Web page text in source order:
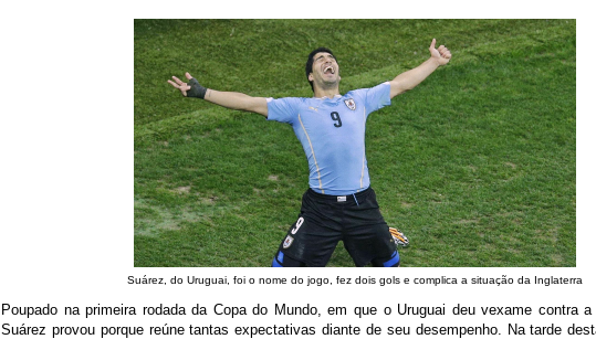
Suárez, do Uruguai, foi o nome do jogo, fez dois gols e complica a situação da Inglaterra
Poupado na primeira rodada da Copa do Mundo, em que o Uruguai deu vexame contra a
Suárez provou porque reúne tantas expectativas diante de seu desempenho. Na tarde